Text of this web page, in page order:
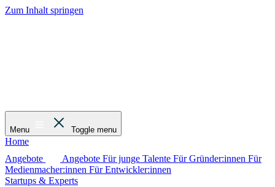
Zum Inhalt springen
Menu Toggle menu
Home
Angebote
Angebote Für junge Talente Für Gründer:innen Für
Medienmacher:innen Für Entwickler:innen
Startups & Experts